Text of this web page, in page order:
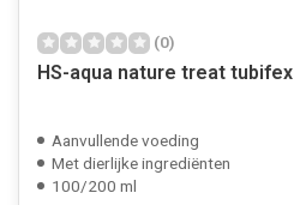
(0)
HS-aqua nature treat tubifex
Aanvullende voeding
Met dierlijke ingrediënten
100/200 ml